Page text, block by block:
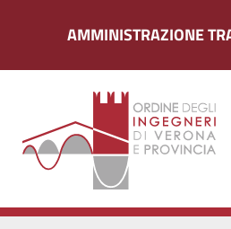
AMMINISTRAZIONE